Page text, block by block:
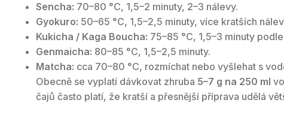
Sencha: 70–80 °C, 1,5–2 minuty, 2–3 nálevy.
Gyokuro: 50–65 °C, 1,5–2,5 minuty, více kratších
Kukicha / Kaga Boucha: 75–85 °C, 1,5–3 minuty
Genmaicha: 80–85 °C, 1,5–2,5 minuty.
Matcha: cca 70–80 °C, rozmíchat nebo vyšlehat s
Obecně se vyplatí dávkovat zhruba 5–7 g na 250 ml
čajů často platí, že kratší a přesnější příprava udělá